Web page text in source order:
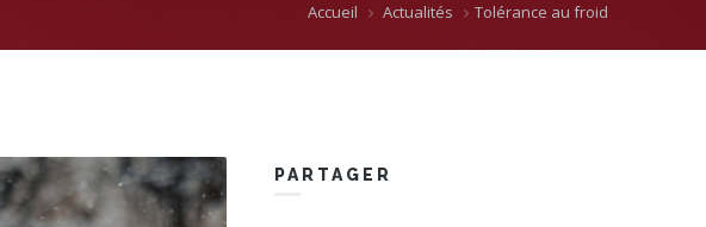
Accueil Actualités Tolérance au froid
PARTAGER